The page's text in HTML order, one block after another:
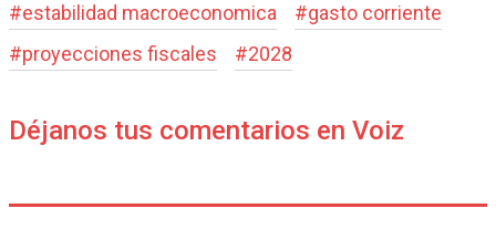
#estabilidad macroeconomica #gasto corriente
#proyecciones fiscales #2028
Déjanos tus comentarios en Voiz